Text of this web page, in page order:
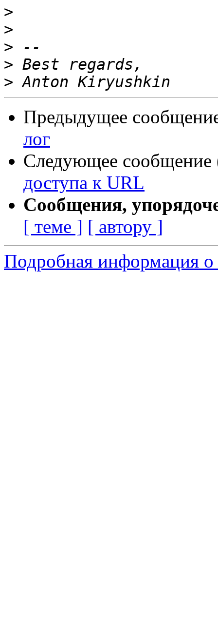
>
>
>
>
>
Предыдущее
лог
Следующее сообщение
доступа к URL
Сообщения,
[ теме ] [ автору ]
Подробная информация